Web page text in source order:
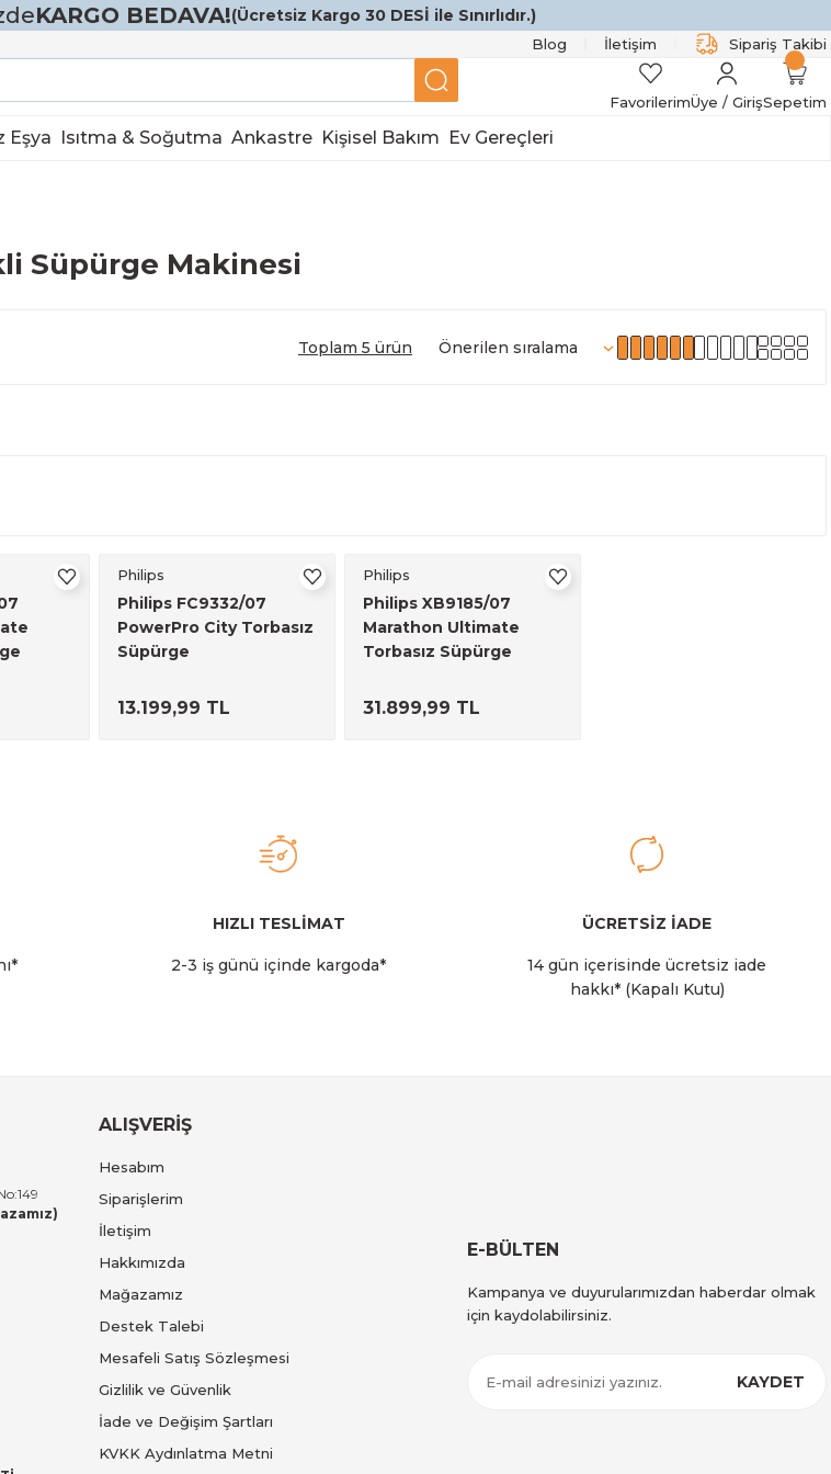
KARGO BEDAVA!(Ücretsiz Kargo 30 DESİ ile Sınırlıdır.)
Blog İletişim Sipariş Takibi
FavorilerimÜye / GirişSepetim
Eşya Isıtma & Soğutma Ankastre Kişisel Bakım Ev Gereçleri
Süpürge Makinesi
Toplam 5 ürün
Philips
Philips FC9332/07
PowerPro City Torbasız
Süpürge
13.199,99 TL
Philips
Philips XB9185/07
Marathon Ultimate
Torbasız Süpürge
31.899,99 TL
HIZLI TESLİMAT
2-3 iş günü içinde kargoda*
ÜCRETSİZ İADE
14 gün içerisinde ücretsiz iade
hakkı* (Kapalı Kutu)
ALIŞVERİŞ
Hesabım
Siparişlerim
İletişim
Hakkımızda
Mağazamız
Destek Talebi
Mesafeli Satış Sözleşmesi
Gizlilik ve Güvenlik
İade ve Değişim Şartları
KVKK Aydınlatma Metni
E-BÜLTEN
Kampanya ve duyurularımızdan haberdar olmak
için kaydolabilirsiniz.
KAYDET